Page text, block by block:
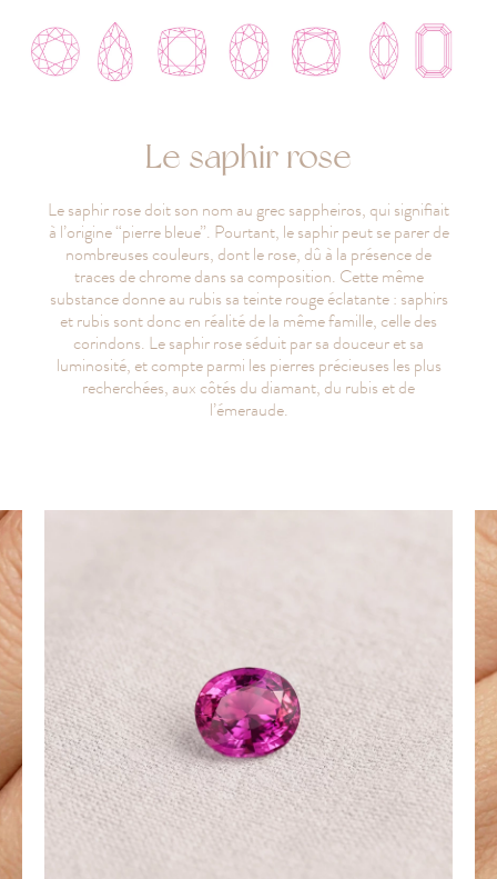
Le saphir rose
Le saphir rose doit son nom au grec sappheiros, qui signifiait
à l’origine “pierre bleue”. Pourtant, le saphir peut se parer de
nombreuses couleurs, dont le rose, dû à la présence de
traces de chrome dans sa composition. Cette même
substance donne au rubis sa teinte rouge éclatante : saphirs
et rubis sont donc en réalité de la même famille, celle des
corindons. Le saphir rose séduit par sa douceur et sa
luminosité, et compte parmi les pierres précieuses les plus
recherchées, aux côtés du diamant, du rubis et de
l’émeraude.